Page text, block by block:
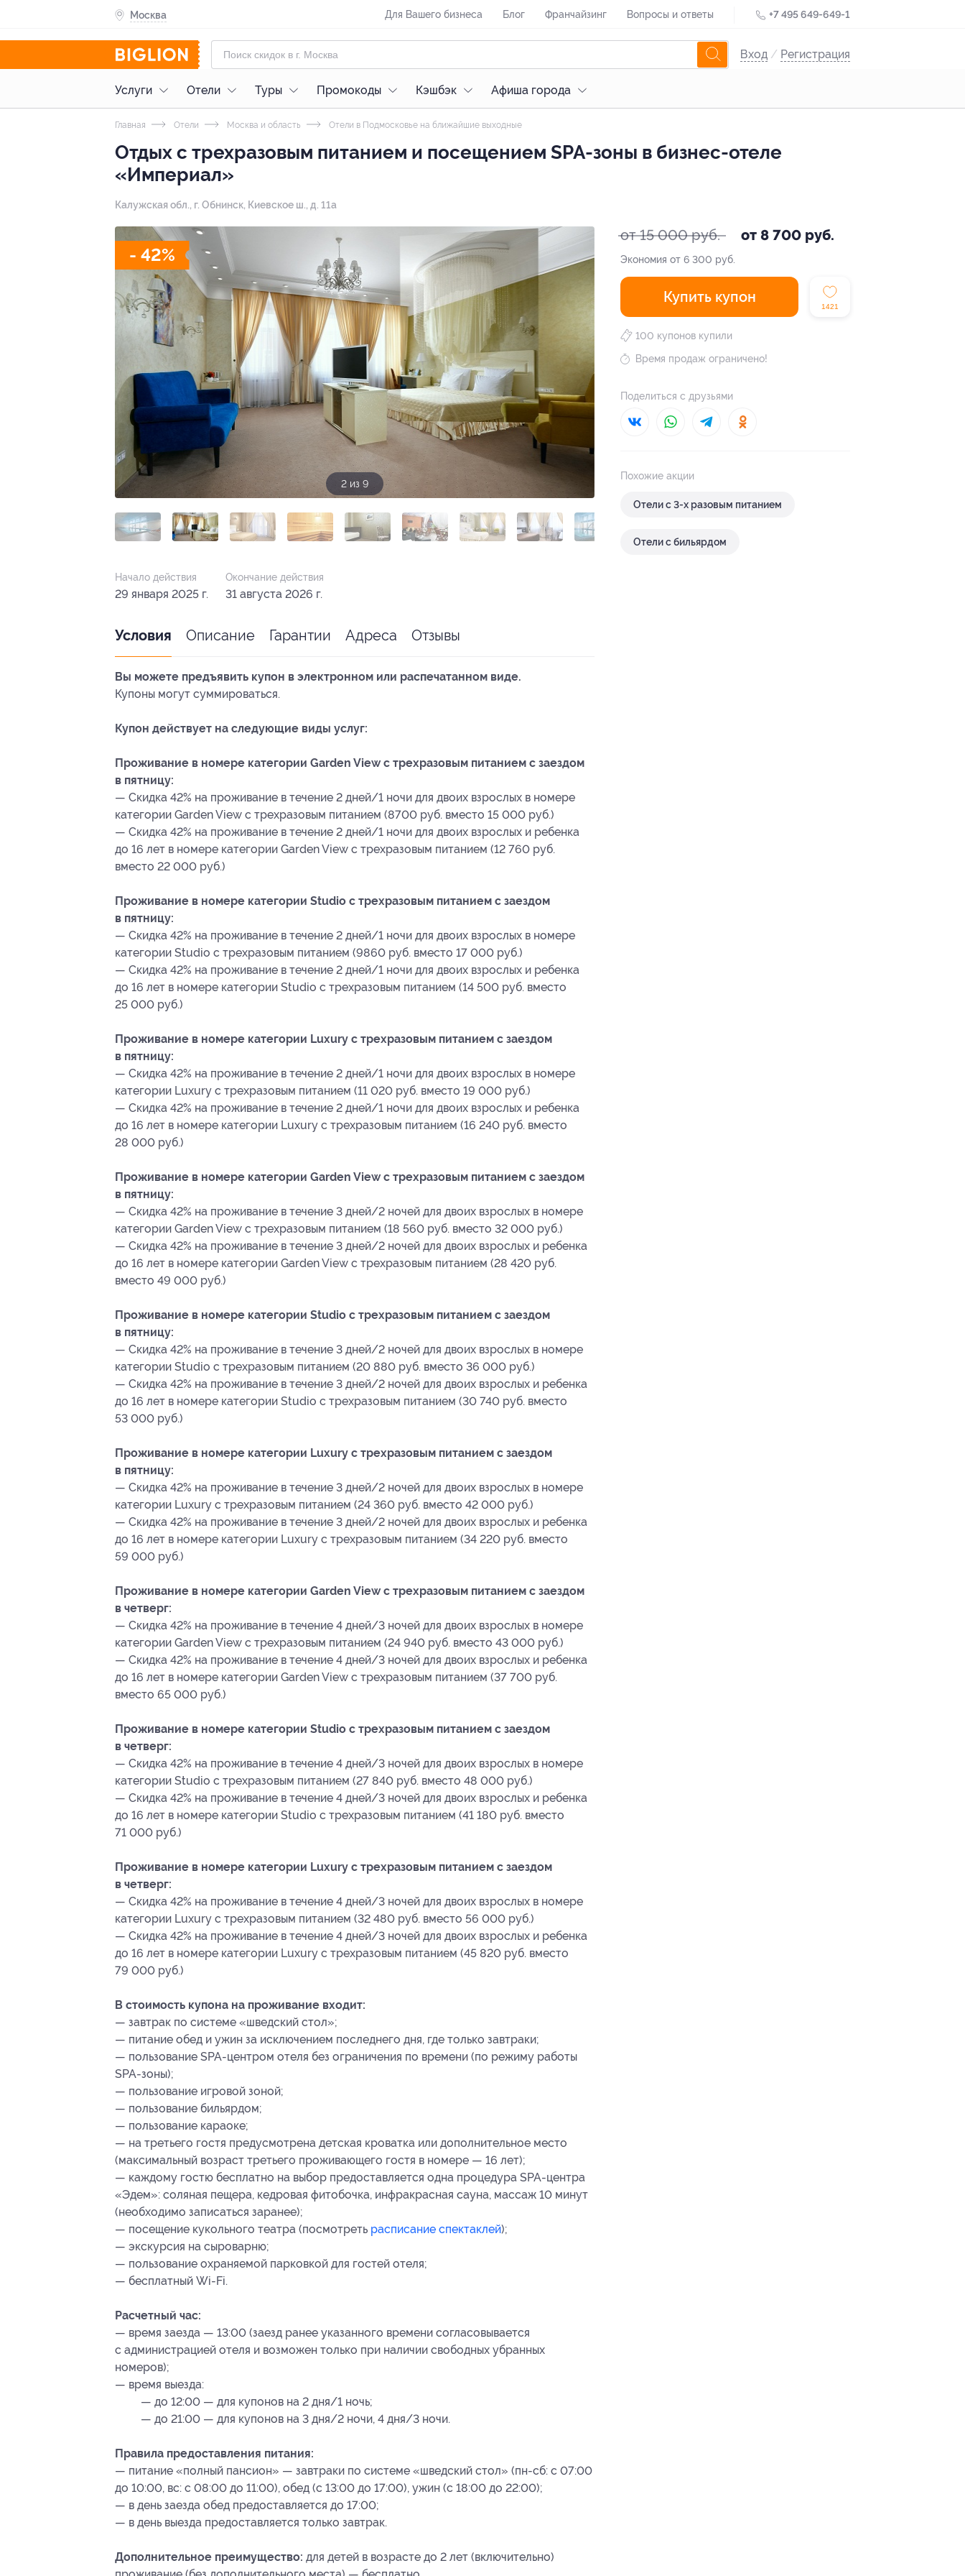
Москва Для Вашего бизнеса Блог Франчайзинг Вопросы и ответы +7 495 649-649-1
Вход / Регистрация
Услуги Отели Туры Промокоды Кэшбэк Афиша города
Главная Отели Москва и область Отели в Подмосковье на ближайшие выходные
Отдых с трехразовым питанием и посещением SPA-зоны в бизнес-отеле
«Империал»
Калужская обл., г. Обнинск, Киевское ш., д. 11а
- 42%
3 из 9
от 15 000 руб. от 8 700 руб.
Экономия от 6 300 руб.
Купить купон
1421
100 купонов купили
Время продаж ограничено!
Поделиться с друзьями
Похожие акции
Отели с 3-х разовым питанием
Отели с бильярдом
Начало действия
29 января 2025 г.
Окончание действия
31 августа 2026 г.
Условия Описание Гарантии Адреса Отзывы
Вы можете предъявить купон в электронном или распечатанном виде.
Купоны могут суммироваться.
Купон действует на следующие виды услуг:
Проживание в номере категории Garden View с трехразовым питанием с заездом
в пятницу:
— Скидка 42% на проживание в течение 2 дней/1 ночи для двоих взрослых в номере
категории Garden View с трехразовым питанием (8700 руб. вместо 15 000 руб.)
— Скидка 42% на проживание в течение 2 дней/1 ночи для двоих взрослых и ребенка
до 16 лет в номере категории Garden View с трехразовым питанием (12 760 руб.
вместо 22 000 руб.)
Проживание в номере категории Studio с трехразовым питанием с заездом
в пятницу:
— Скидка 42% на проживание в течение 2 дней/1 ночи для двоих взрослых в номере
категории Studio с трехразовым питанием (9860 руб. вместо 17 000 руб.)
— Скидка 42% на проживание в течение 2 дней/1 ночи для двоих взрослых и ребенка
до 16 лет в номере категории Studio с трехразовым питанием (14 500 руб. вместо
25 000 руб.)
Проживание в номере категории Luxury с трехразовым питанием с заездом
в пятницу:
— Скидка 42% на проживание в течение 2 дней/1 ночи для двоих взрослых в номере
категории Luxury с трехразовым питанием (11 020 руб. вместо 19 000 руб.)
— Скидка 42% на проживание в течение 2 дней/1 ночи для двоих взрослых и ребенка
до 16 лет в номере категории Luxury с трехразовым питанием (16 240 руб. вместо
28 000 руб.)
Проживание в номере категории Garden View с трехразовым питанием с заездом
в пятницу:
— Скидка 42% на проживание в течение 3 дней/2 ночей для двоих взрослых в номере
категории Garden View с трехразовым питанием (18 560 руб. вместо 32 000 руб.)
— Скидка 42% на проживание в течение 3 дней/2 ночей для двоих взрослых и ребенка
до 16 лет в номере категории Garden View с трехразовым питанием (28 420 руб.
вместо 49 000 руб.)
Проживание в номере категории Studio с трехразовым питанием с заездом
в пятницу:
— Скидка 42% на проживание в течение 3 дней/2 ночей для двоих взрослых в номере
категории Studio с трехразовым питанием (20 880 руб. вместо 36 000 руб.)
— Скидка 42% на проживание в течение 3 дней/2 ночей для двоих взрослых и ребенка
до 16 лет в номере категории Studio с трехразовым питанием (30 740 руб. вместо
53 000 руб.)
Проживание в номере категории Luxury с трехразовым питанием с заездом
в пятницу:
— Скидка 42% на проживание в течение 3 дней/2 ночей для двоих взрослых в номере
категории Luxury с трехразовым питанием (24 360 руб. вместо 42 000 руб.)
— Скидка 42% на проживание в течение 3 дней/2 ночей для двоих взрослых и ребенка
до 16 лет в номере категории Luxury с трехразовым питанием (34 220 руб. вместо
59 000 руб.)
Проживание в номере категории Garden View с трехразовым питанием с заездом
в четверг:
— Скидка 42% на проживание в течение 4 дней/3 ночей для двоих взрослых в номере
категории Garden View с трехразовым питанием (24 940 руб. вместо 43 000 руб.)
— Скидка 42% на проживание в течение 4 дней/3 ночей для двоих взрослых и ребенка
до 16 лет в номере категории Garden View с трехразовым питанием (37 700 руб.
вместо 65 000 руб.)
Проживание в номере категории Studio с трехразовым питанием с заездом
в четверг:
— Скидка 42% на проживание в течение 4 дней/3 ночей для двоих взрослых в номере
категории Studio с трехразовым питанием (27 840 руб. вместо 48 000 руб.)
— Скидка 42% на проживание в течение 4 дней/3 ночей для двоих взрослых и ребенка
до 16 лет в номере категории Studio с трехразовым питанием (41 180 руб. вместо
71 000 руб.)
Проживание в номере категории Luxury с трехразовым питанием с заездом
в четверг:
— Скидка 42% на проживание в течение 4 дней/3 ночей для двоих взрослых в номере
категории Luxury с трехразовым питанием (32 480 руб. вместо 56 000 руб.)
— Скидка 42% на проживание в течение 4 дней/3 ночей для двоих взрослых и ребенка
до 16 лет в номере категории Luxury с трехразовым питанием (45 820 руб. вместо
79 000 руб.)
В стоимость купона на проживание входит:
— завтрак по системе «шведский стол»;
— питание обед и ужин за исключением последнего дня, где только завтраки;
— пользование SPA-центром отеля без ограничения по времени (по режиму работы
SPA-зоны);
— пользование игровой зоной;
— пользование бильярдом;
— пользование караоке;
— на третьего гостя предусмотрена детская кроватка или дополнительное место
(максимальный возраст третьего проживающего гостя в номере — 16 лет);
— каждому гостю бесплатно на выбор предоставляется одна процедура SPA-центра
«Эдем»: соляная пещера, кедровая фитобочка, инфракрасная сауна, массаж 10 минут
(необходимо записаться заранее);
— посещение кукольного театра (посмотреть расписание спектаклей);
— экскурсия на сыроварню;
— пользование охраняемой парковкой для гостей отеля;
— бесплатный Wi-Fi.
Расчетный час:
— время заезда — 13:00 (заезд ранее указанного времени согласовывается
с администрацией отеля и возможен только при наличии свободных убранных
номеров);
— время выезда:
— до 12:00 — для купонов на 2 дня/1 ночь;
— до 21:00 — для купонов на 3 дня/2 ночи, 4 дня/3 ночи.
Правила предоставления питания:
— питание «полный пансион» — завтраки по системе «шведский стол» (пн-сб: с 07:00
до 10:00, вс: с 08:00 до 11:00), обед (с 13:00 до 17:00), ужин (с 18:00 до 22:00);
— в день заезда обед предоставляется до 17:00;
— в день выезда предоставляется только завтрак.
Дополнительное преимущество: для детей в возрасте до 2 лет (включительно)